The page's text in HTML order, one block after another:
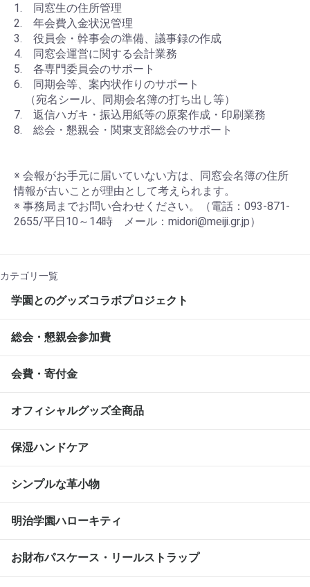
1. 同窓生の住所管理
2. 年会費入金状況管理
3. 役員会・幹事会の準備、議事録の作成
4. 同窓会運営に関する会計業務
5. 各専門委員会のサポート
6. 同期会等、案内状作りのサポート
（宛名シール、同期会名簿の打ち出し等）
7. 返信ハガキ・振込用紙等の原案作成・印刷業務
8. 総会・懇親会・関東支部総会のサポート
※ 会報がお手元に届いていない方は、同窓会名簿の住所
情報が古いことが理由として考えられます。
※ 事務局までお問い合わせください。（電話：093-871-
2655/平日10～14時 メール：midori@meiji.gr.jp）
カテゴリ一覧
学園とのグッズコラボプロジェクト
総会・懇親会参加費
会費・寄付金
オフィシャルグッズ全商品
保湿ハンドケア
シンプルな革小物
明治学園ハローキティ
お財布パスケース・リールストラップ